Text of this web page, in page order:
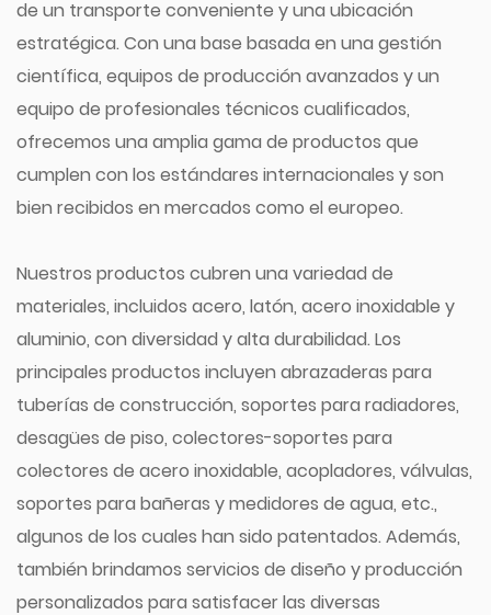
de un transporte conveniente y una ubicación
estratégica. Con una base basada en una gestión
científica, equipos de producción avanzados y un
equipo de profesionales técnicos cualificados,
ofrecemos una amplia gama de productos que
cumplen con los estándares internacionales y son
bien recibidos en mercados como el europeo.
Nuestros productos cubren una variedad de
materiales, incluidos acero, latón, acero inoxidable y
aluminio, con diversidad y alta durabilidad. Los
principales productos incluyen abrazaderas para
tuberías de construcción, soportes para radiadores,
desagües de piso, colectores-soportes para
colectores de acero inoxidable, acopladores, válvulas,
soportes para bañeras y medidores de agua, etc.,
algunos de los cuales han sido patentados. Además,
también brindamos servicios de diseño y producción
personalizados para satisfacer las diversas